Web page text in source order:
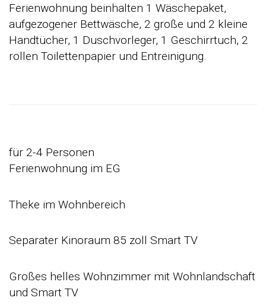
Ferienwohnung beinhalten 1 Wäschepaket,
aufgezogener Bettwäsche, 2 große und 2 kleine
Handtücher, 1 Duschvorleger, 1 Geschirrtuch, 2
rollen Toilettenpapier und Entreinigung.
für 2-4 Personen
Ferienwohnung im EG
Theke im Wohnbereich
Separater Kinoraum 85 zoll Smart TV
Großes helles Wohnzimmer mit Wohnlandschaft
und Smart TV